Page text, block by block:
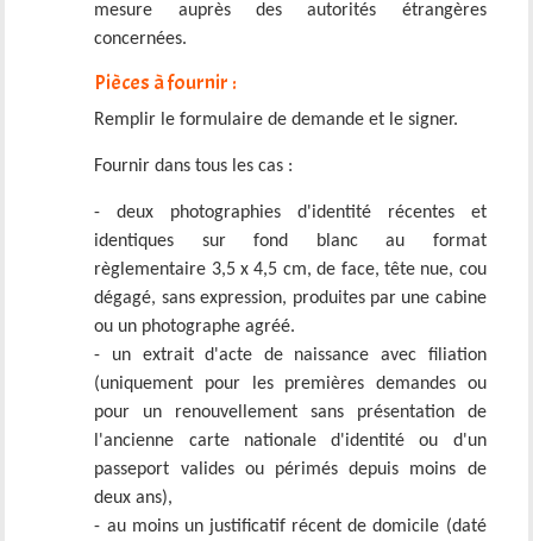
mesure auprès des autorités étrangères
concernées.
Pièces à fournir :
Remplir le formulaire de demande et le signer.
Fournir dans tous les cas :
- deux photographies d'identité récentes et
identiques sur fond blanc au format
règlementaire 3,5 x 4,5 cm, de face, tête nue, cou
dégagé, sans expression, produites par une cabine
ou un photographe agréé.
- un extrait d'acte de naissance avec filiation
(uniquement pour les premières demandes ou
pour un renouvellement sans présentation de
l'ancienne carte nationale d'identité ou d'un
passeport valides ou périmés depuis moins de
deux ans),
- au moins un justificatif récent de domicile (daté